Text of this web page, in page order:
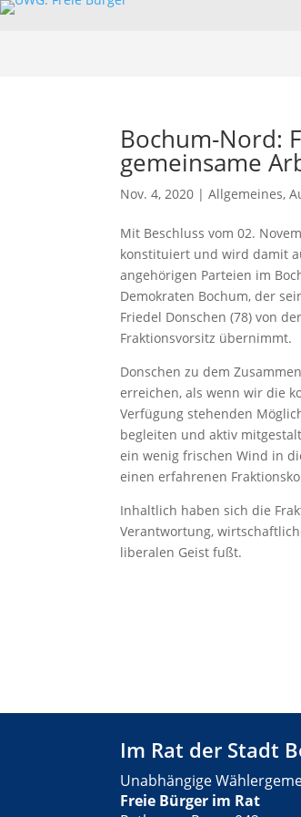
Bochum-Nord:
gemeinsame
Nov. 4, 2020 | Allgemeines,
Mit Beschluss vom 02.
konstituiert und wird damit
angehörigen Parteien im
Demokraten Bochum, der
Friedel Donschen (78) von
Fraktionsvorsitz übernimmt.
Donschen zu dem
erreichen, als wenn wir die
Verfügung stehenden
begleiten und aktiv
ein wenig frischen Wind in
einen erfahrenen
Inhaltlich haben sich die
Verantwortung,
liberalen Geist fußt.
Im Rat der Stadt
Unabhängige
Freie Bürger im Rat